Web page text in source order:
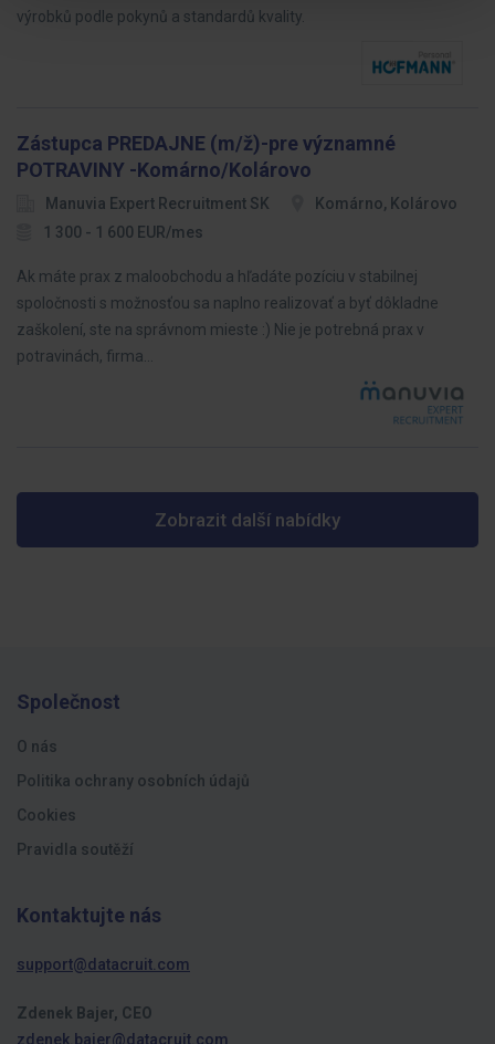
výrobků podle pokynů a standardů kvality.
Zástupca PREDAJNE (m/ž)-pre významné
POTRAVINY -Komárno/Kolárovo
Manuvia Expert Recruitment SK
Komárno, Kolárovo
1 300 - 1 600 EUR/mes
Ak máte prax z maloobchodu a hľadáte pozíciu v stabilnej
spoločnosti s možnosťou sa naplno realizovať a byť dôkladne
zaškolení, ste na správnom mieste :) Nie je potrebná prax v
potravinách, firma…
Zobrazit další nabídky
Společnost
O nás
Politika ochrany osobních údajů
Cookies
Pravidla soutěží
Kontaktujte nás
support@datacruit.com
Zdenek Bajer, CEO
zdenek.bajer@datacruit.com